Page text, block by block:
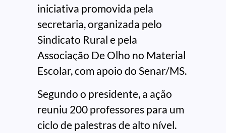
iniciativa promovida pela
secretaria, organizada pelo
Sindicato Rural e pela
Associação De Olho no Material
Escolar, com apoio do Senar/MS.
Segundo o presidente, a ação
reuniu 200 professores para um
ciclo de palestras de alto nível.